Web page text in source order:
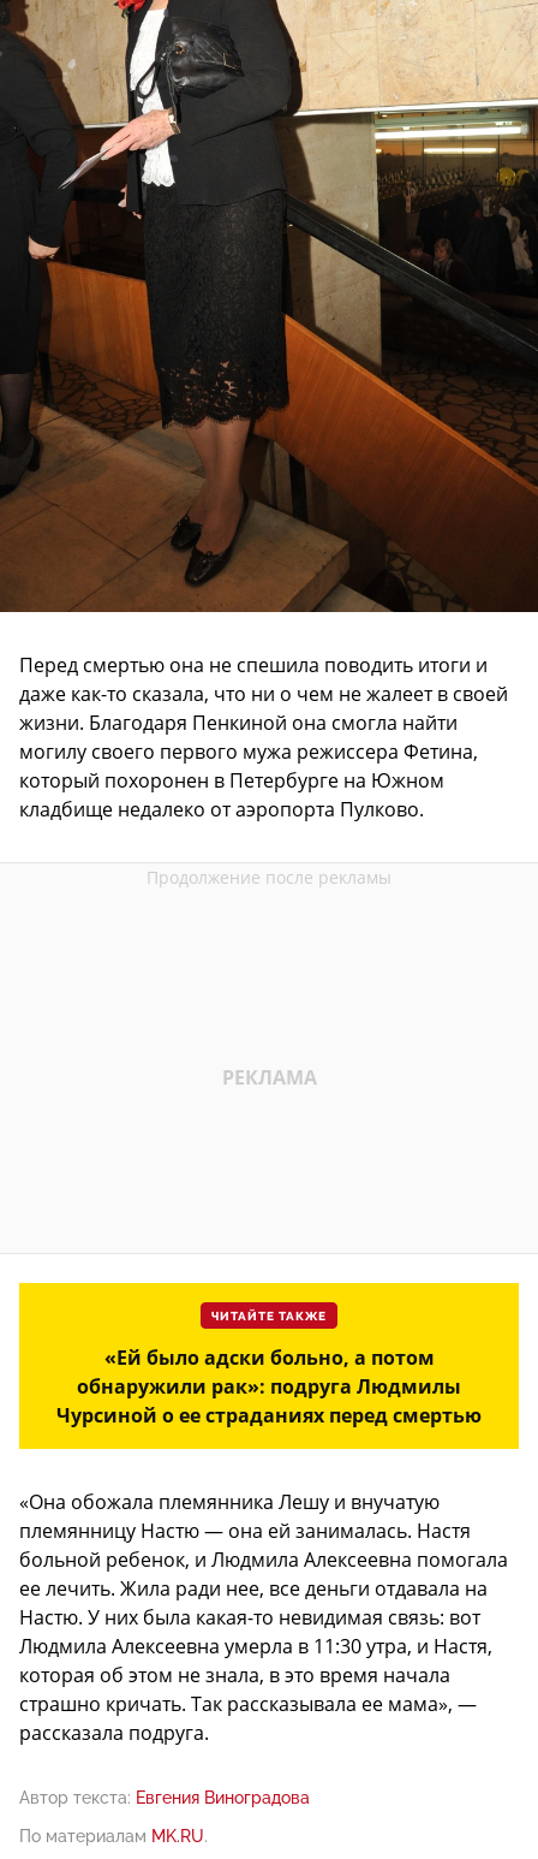
Перед смертью она не спешила поводить итоги и
даже как-то сказала, что ни о чем не жалеет в своей
жизни. Благодаря Пенкиной она смогла найти
могилу своего первого мужа режиссера Фетина,
который похоронен в Петербурге на Южном
кладбище недалеко от аэропорта Пулково.
ЧИТАЙТЕ ТАКЖЕ
«Ей было адски больно, а потом
обнаружили рак»: подруга Людмилы
Чурсиной о ее страданиях перед смертью
«Она обожала племянника Лешу и внучатую
племянницу Настю — она ей занималась. Настя
больной ребенок, и Людмила Алексеевна помогала
ее лечить. Жила ради нее, все деньги отдавала на
Настю. У них была какая-то невидимая связь: вот
Людмила Алексеевна умерла в 11:30 утра, и Настя,
которая об этом не знала, в это время начала
страшно кричать. Так рассказывала ее мама», —
рассказала подруга.
Автор текста: Евгения Виноградова
По материалам MK.RU.